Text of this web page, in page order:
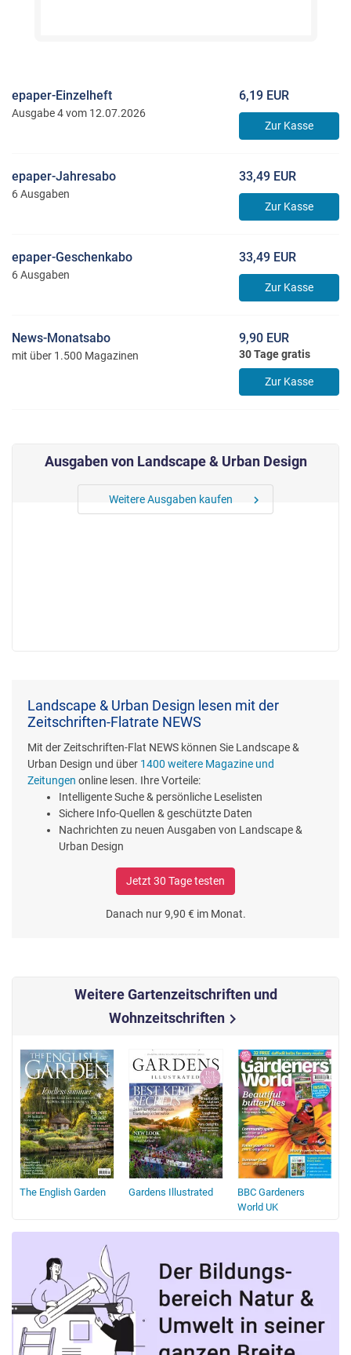
epaper-Einzelheft
Ausgabe 4 vom 12.07.2026
6,19 EUR
Zur Kasse
epaper-Jahresabo
6 Ausgaben
33,49 EUR
Zur Kasse
epaper-Geschenkabo
6 Ausgaben
33,49 EUR
Zur Kasse
News-Monatsabo
mit über 1.500 Magazinen
9,90 EUR
30 Tage gratis
Zur Kasse
Ausgaben von Landscape & Urban Design
Weitere Ausgaben kaufen chevron_right
Landscape & Urban Design lesen mit der
Zeitschriften-Flatrate NEWS
Mit der Zeitschriften-Flat NEWS können Sie Landscape &
Urban Design und über 1400 weitere Magazine und
Zeitungen online lesen. Ihre Vorteile:
Intelligente Suche & persönliche Leselisten
Sichere Info-Quellen & geschützte Daten
Nachrichten zu neuen Ausgaben von Landscape &
Urban Design
Jetzt 30 Tage testen
Danach nur 9,90 € im Monat.
Weitere Gartenzeitschriften und
Wohnzeitschriftenchevron_right
The English Garden Gardens Illustrated
BBC Gardeners
World UK